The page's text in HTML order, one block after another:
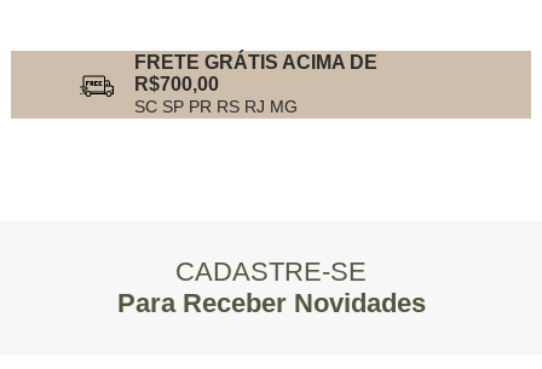
FRETE GRÁTIS ACIMA DE
R$700,00
SC SP PR RS RJ MG
CADASTRE-SE
Para Receber Novidades